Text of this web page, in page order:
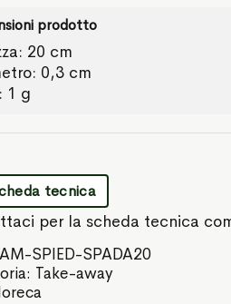
prodotto
20 cm
0,3 cm
1 g
tecnica
per la scheda tecnica
AM-SPIED-SPADA20
Take-away